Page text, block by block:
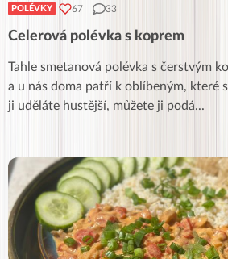
POLÉVKY 67 33
Celerová polévka s koprem
Tahle smetanová polévka s čerstvým
a u nás doma patří k oblíbeným, které
ji uděláte hustější, můžete ji podá...